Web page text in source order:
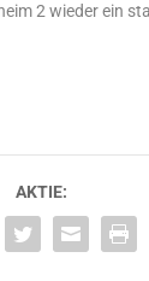
2 wieder ein
AKTIE: